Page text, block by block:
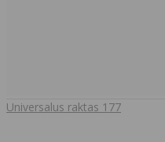
Universalus raktas 177